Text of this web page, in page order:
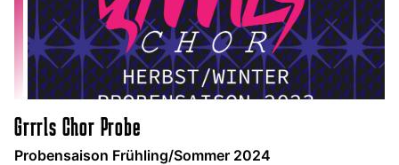
Grrrls Chor Probe
Probensaison Frühling/Sommer 2024